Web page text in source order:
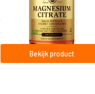
60/​120 tabletten
Solgar Vitamins
vanaf 50
Bekijk product